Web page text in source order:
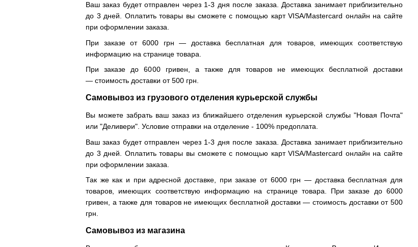
Ваш заказ будет отправлен через 1-3 дня после заказа. Доставка занимает приблизительно
до 3 дней. Оплатить товары вы сможете с помощью карт VISA/Mastercard онлайн на сайте
при оформлении заказа.
При заказе от 6000 грн — доставка бесплатная для товаров, имеющих соответствую
информацию на странице товара.
При заказе до 6000 гривен, а также для товаров не имеющих бесплатной доставки
— стоимость доставки от 500 грн.
Самовывоз из грузового отделения курьерской службы
Вы можете забрать ваш заказ из ближайшего отделения курьерской службы "Новая Почта"
или "Деливери". Условие отправки на отделение - 100% предоплата.
Ваш заказ будет отправлен через 1-3 дня после заказа. Доставка занимает приблизительно
до 3 дней. Оплатить товары вы сможете с помощью карт VISA/Mastercard онлайн на сайте
при оформлении заказа.
Так же как и при адресной доставке, при заказе от 6000 грн — доставка бесплатная для
товаров, имеющих соответствую информацию на странице товара. При заказе до 6000
гривен, а также для товаров не имеющих бесплатной доставки — стоимость доставки от 500
грн.
Самовывоз из магазина